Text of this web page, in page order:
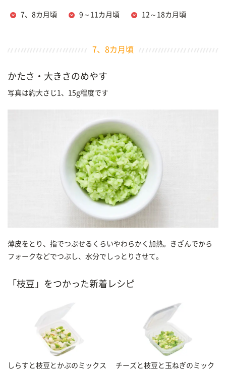
7、8カ月頃 9～11カ月頃 12～18カ月頃
7、8カ月頃
かたさ・大きさのめやす
写真は約大さじ1、15g程度です
薄皮をとり、指でつぶせるくらいやわらかく加熱。きざんでから
フォークなどでつぶし、水分でしっとりさせて。
「枝豆」をつかった新着レシピ
しらすと枝豆とかぶのミックス
チーズと枝豆と玉ねぎのミック